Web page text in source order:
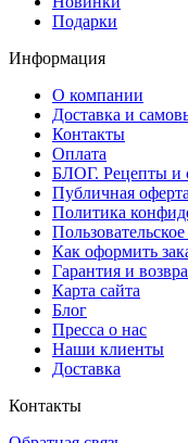
Подарки
Информация
О компании
Доставка и
Контакты
Оплата
БЛОГ. Рецепты и
Публичная оферта
Политика
Как оформить
Гарантия и
Карта сайта
Блог
Пресса о нас
Наши клиенты
Доставка
Контакты